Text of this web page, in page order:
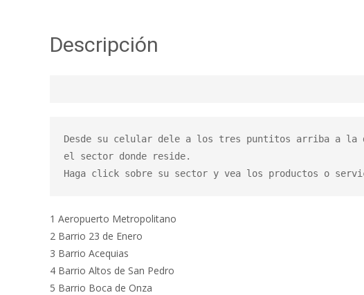
Descripción
Desde su celular dele a los tres puntitos arriba a la
el sector donde reside.
Haga click sobre su sector y vea los productos o
1 Aeropuerto Metropolitano
2 Barrio 23 de Enero
3 Barrio Acequias
4 Barrio Altos de San Pedro
5 Barrio Boca de Onza